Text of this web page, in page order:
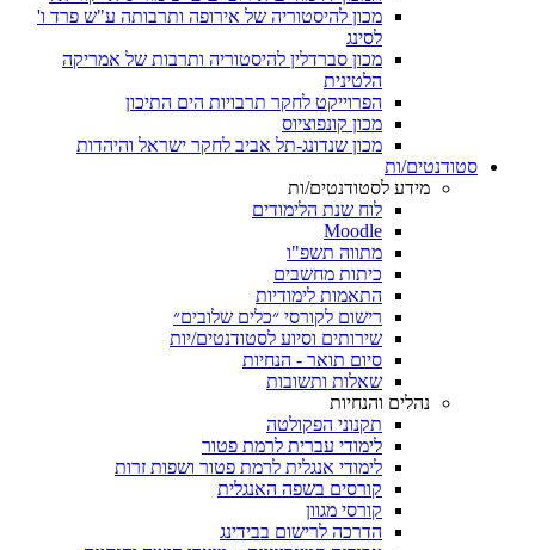
מכון להיסטוריה של אירופה ותרבותה ע"ש פרד ו'
לסינג
מכון סברדלין להיסטוריה ותרבות של אמריקה
הלטינית
הפרוייקט לחקר תרבויות הים התיכון
מכון קונפוציוס
מכון שנדונג-תל אביב לחקר ישראל והיהדות
סטודנטים/ות
מידע לסטודנטים/ות
לוח שנת הלימודים
Moodle
מתווה תשפ"ו
כיתות מחשבים
התאמות לימודיות
רישום לקורסי ״כלים שלובים״
שירותים וסיוע לסטודנטים/יות
סיום תואר - הנחיות
שאלות ותשובות
נהלים והנחיות
תקנוני הפקולטה
לימודי עברית לרמת פטור
לימודי אנגלית לרמת פטור ושפות זרות
קורסים בשפה האנגלית
קורסי מגוון
הדרכה לרישום בבידינג